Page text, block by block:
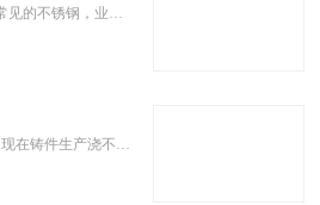
奥氏体304不锈钢是一种很常见的不锈钢，业内也叫做18/8不锈钢。它的金属制品耐高温，加工性能好，因此广泛使用于工业和家具装饰行业和...
焊接平台铸件的壁厚过薄，会出现在铸件生产浇不足，冷隔等铸造缺陷。这是因为该厚度过薄的铸造合金，不能保证足够的容量的液体填充的模具